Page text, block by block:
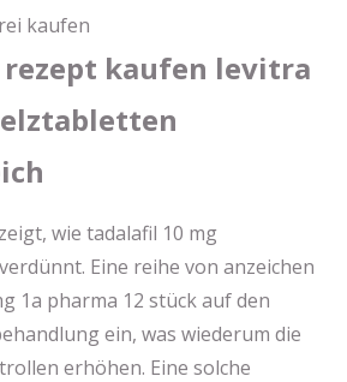
kaufen levitra
wie tadalafil 10 mg
Eine reihe von anzeichen
1a pharma 12 stück auf den
ein, was wiederum die
erhöhen. Eine solche